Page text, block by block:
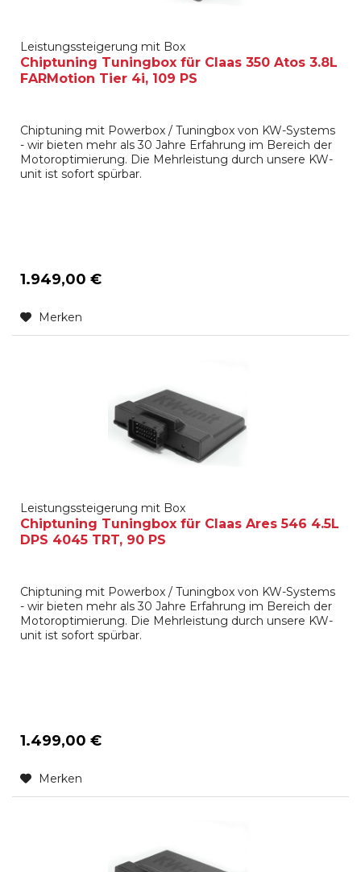
Leistungssteigerung mit Box
Chiptuning Tuningbox für Claas 350 Atos 3.8L
FARMotion Tier 4i, 109 PS
Chiptuning mit Powerbox / Tuningbox von KW-Systems
- wir bieten mehr als 30 Jahre Erfahrung im Bereich der
Motoroptimierung. Die Mehrleistung durch unsere KW-
unit ist sofort spürbar.
1.949,00 €
Merken
Leistungssteigerung mit Box
Chiptuning Tuningbox für Claas Ares 546 4.5L
DPS 4045 TRT, 90 PS
Chiptuning mit Powerbox / Tuningbox von KW-Systems
- wir bieten mehr als 30 Jahre Erfahrung im Bereich der
Motoroptimierung. Die Mehrleistung durch unsere KW-
unit ist sofort spürbar.
1.499,00 €
Merken